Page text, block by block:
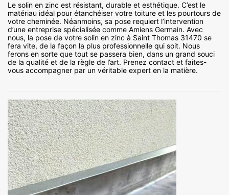
Le solin en zinc est résistant, durable et esthétique. C’est le
matériau idéal pour étanchéiser votre toiture et les pourtours de
votre cheminée. Néanmoins, sa pose requiert l’intervention
d’une entreprise spécialisée comme Amiens Germain. Avec
nous, la pose de votre solin en zinc à Saint Thomas 31470 se
fera vite, de la façon la plus professionnelle qui soit. Nous
ferons en sorte que tout se passera bien, dans un grand souci
de la qualité et de la règle de l’art. Prenez contact et faites-
vous accompagner par un véritable expert en la matière.